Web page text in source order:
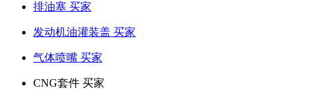
排油塞 买家
发动机油灌装盖 买家
气体喷嘴 买家
CNG套件 买家